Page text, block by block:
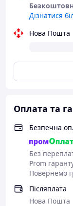
Дізнатися
Нова Пошта
Оплата та
Безпечна
Без
Prom
Повернемо
Післяплата
Нова Пошта